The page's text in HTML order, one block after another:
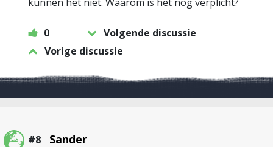
0
Volgende discussie
Vorige discussie
#8 Sander